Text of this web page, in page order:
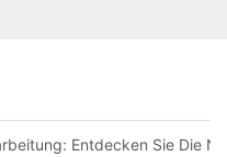
Entdecken Sie Die